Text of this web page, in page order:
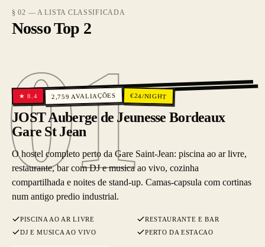
§ 02 — A LISTA CLASSIFICADA
Nosso Top 2
01
01
★8.4 2,759 AVALIAÇÕES €24/NIGHT
JOST Auberge de Jeunesse Bordeaux
Gare St Jean
O hostel completo perto da Gare Saint-Jean: piscina ao ar livre,
restaurante, bar com DJ e musica ao vivo, cozinha
compartilhada e noites de stand-up. Camas-capsula com cortinas
num antigo predio industrial.
PISCINA AO AR LIVRE
RESTAURANTE E BAR
DJ E MUSICA AO VIVO
PERTO DA ESTACAO